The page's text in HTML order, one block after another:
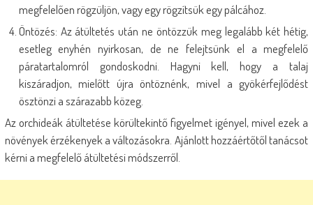
megfelelően rögzüljön, vagy egy rögzítsük egy pálcához.
Öntözés: Az átültetés után ne öntözzük meg legalább két hétig,
esetleg enyhén nyirkosan, de ne felejtsünk el a megfelelő
páratartalomról gondoskodni. Hagyni kell, hogy a talaj
kiszáradjon, mielőtt újra öntöznénk, mivel a gyökérfejlődést
ösztönzi a szárazabb közeg.
Az orchideák átültetése körültekintő figyelmet igényel, mivel ezek a
növények érzékenyek a változásokra. Ajánlott hozzáértőtől tanácsot
kérni a megfelelő átültetési módszerről.